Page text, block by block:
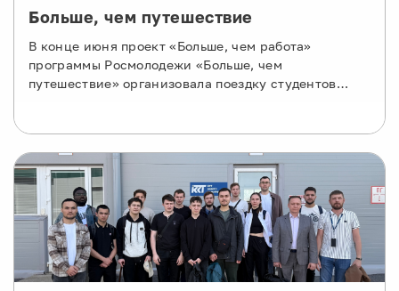
Больше, чем путешествие
В конце июня проект «Больше, чем работа»
программы Росмолодежи «Больше, чем
путешествие» организовала поездку студентов